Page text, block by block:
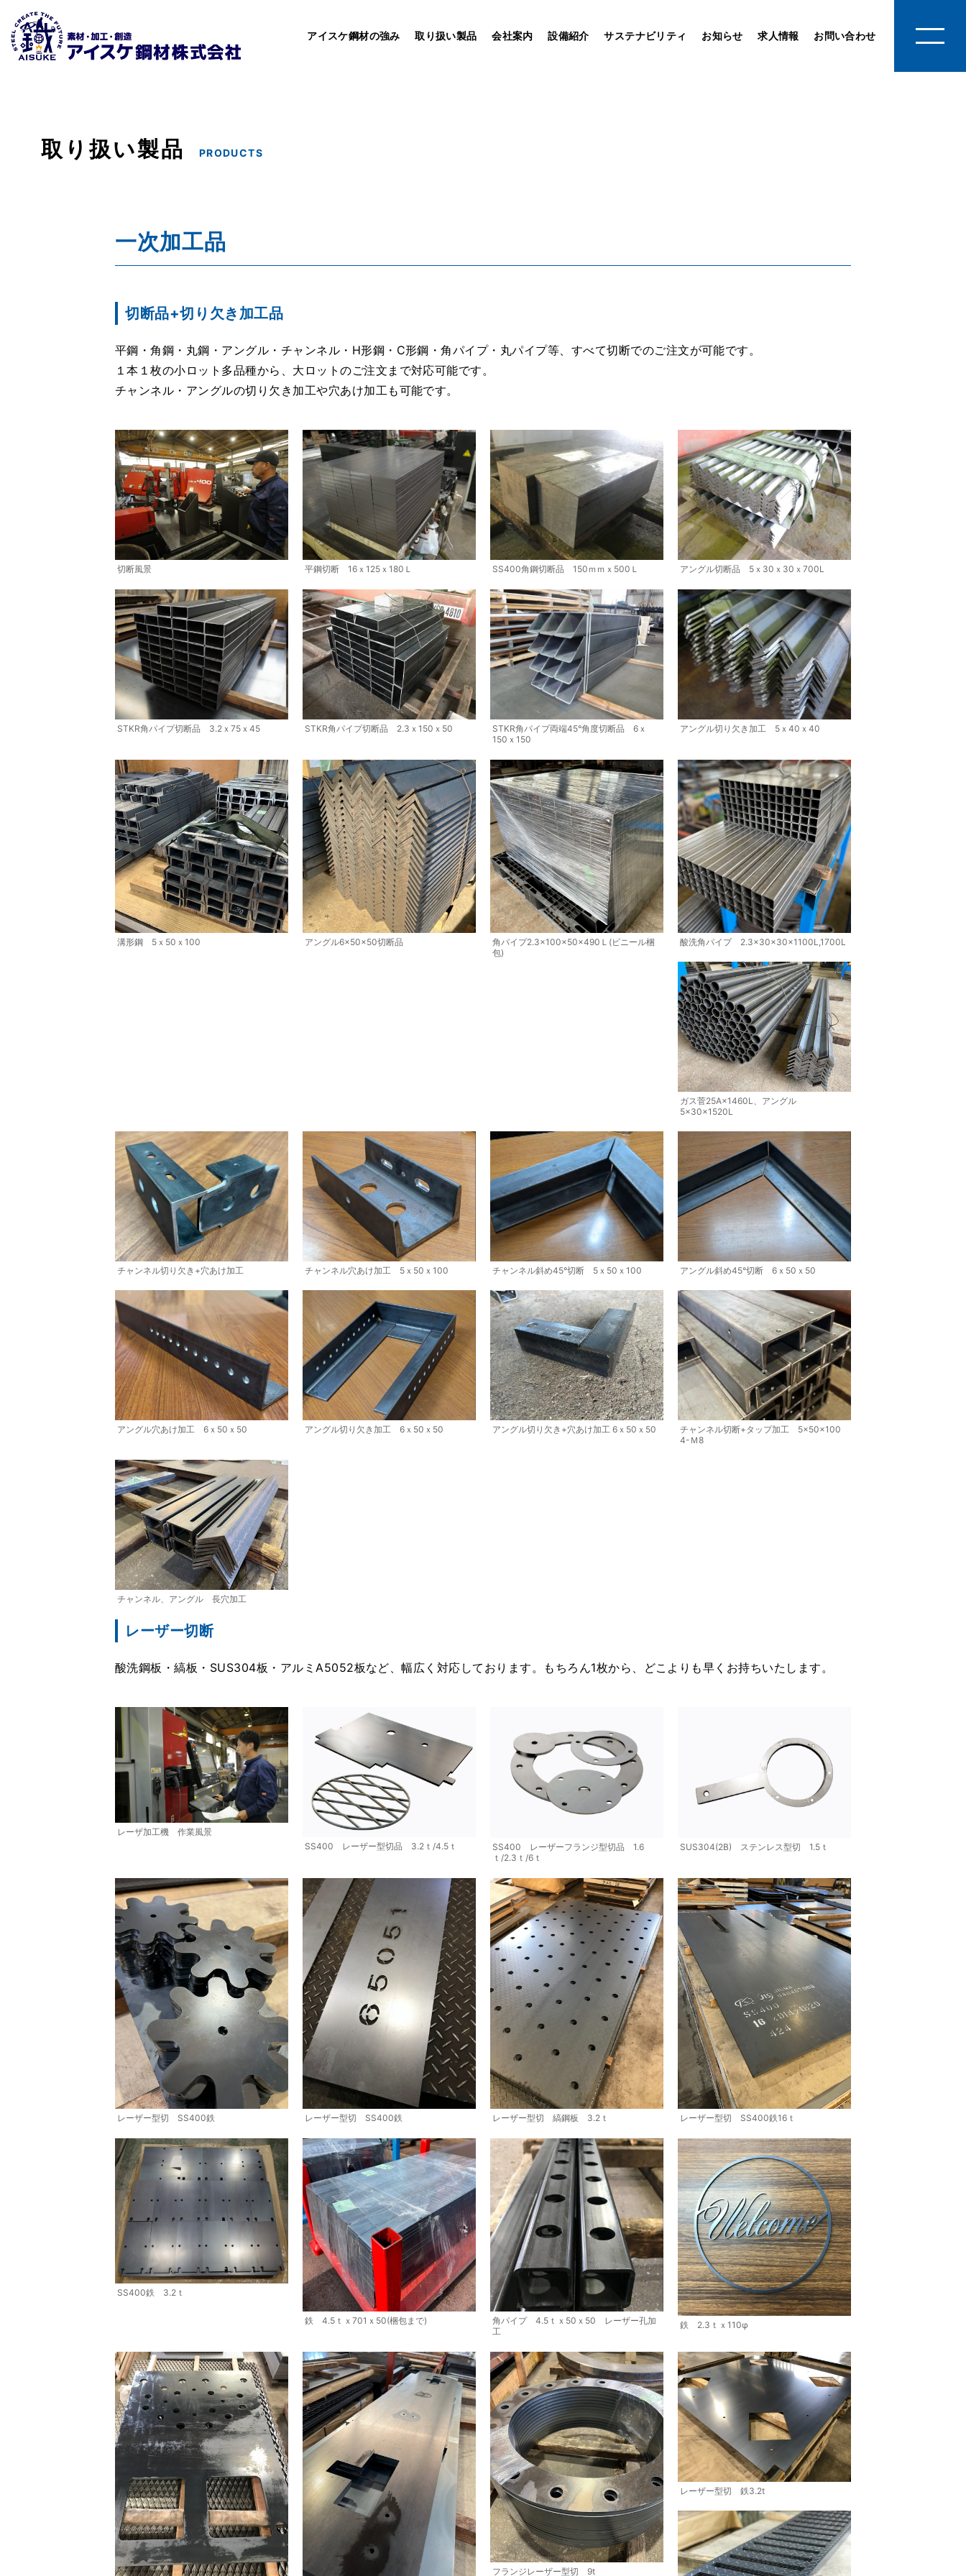
アイスケ鋼材の強み 取り扱い製品 会社案内 設備紹介 サステナビリティ お知らせ 求人情報 お問い合わせ
取り扱い製品 PRODUCTS
一次加工品
切断品+切り欠き加工品
平鋼・角鋼・丸鋼・アングル・チャンネル・H形鋼・C形鋼・角パイプ・丸パイプ等、すべて切断でのご注文が可能です。
１本１枚の小ロット多品種から、大ロットのご注文まで対応可能です。
チャンネル・アングルの切り欠き加工や穴あけ加工も可能です。
切断風景 平鋼切断 16ｘ125ｘ180Ｌ SS400角鋼切断品 150ｍｍｘ500Ｌ アングル切断品 5ｘ30ｘ30ｘ700L
STKR角パイプ切断品 3.2ｘ75ｘ45 STKR角パイプ切断品 2.3ｘ150ｘ50
STKR角パイプ両端45°角度切断品 6ｘ
150ｘ150
アングル切り欠き加工 5ｘ40ｘ40
溝形鋼 5ｘ50ｘ100 アングル6×50×50切断品
角パイプ2.3×100×50×490Ｌ(ビニール梱
包)
酸洗角パイプ 2.3×30×30×1100L,1700L
ガス菅25A×1460L、アングル
5×30×1520L
チャンネル切り欠き+穴あけ加工 チャンネル穴あけ加工 5ｘ50ｘ100 チャンネル斜め45°切断 5ｘ50ｘ100 アングル斜め45°切断 6ｘ50ｘ50
アングル穴あけ加工 6ｘ50ｘ50 アングル切り欠き加工 6ｘ50ｘ50 アングル切り欠き+穴あけ加工 6ｘ50ｘ50
チャンネル切断+タップ加工 5×50×100
4-Ｍ8
チャンネル、アングル 長穴加工
レーザー切断
酸洗鋼板・縞板・SUS304板・アルミA5052板など、幅広く対応しております。もちろん1枚から、どこよりも早くお持ちいたします。
レーザ加工機 作業風景
SS400 レーザー型切品 3.2ｔ/4.5ｔ
SS400 レーザーフランジ型切品 1.6
ｔ/2.3ｔ/6ｔ
SUS304(2B) ステンレス型切 1.5ｔ
レーザー型切 SS400鉄 レーザー型切 SS400鉄 レーザー型切 縞鋼板 3.2ｔ レーザー型切 SS400鉄16ｔ
SS400鉄 3.2ｔ
鉄 4.5ｔｘ701ｘ50(梱包まで)
角パイプ 4.5ｔｘ50ｘ50 レーザー孔加
工
鉄 2.3ｔｘ110φ
フランジレーザー型切 9t
レーザー型切 鉄3.2t